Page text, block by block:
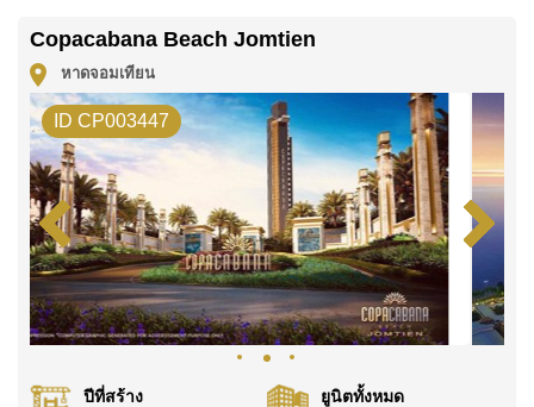
ค้นพบโอกาสในการทำให้ที่อยู่อาศัยนี้เป็นบ้านในฝันของ
คุณ!
ติดต่อ Cornerstone Real Estate โทร +6638411250
หรือ อีเมลinfo@cornerstone.co.th
WhatsApp ของสำนักงาน: +66807945904และ LINE:
@cornerstonepattaya
Copacabana Beach Jomtien
หาดจอมเทียน
ID CP003447
ปีที่สร้าง
ยูนิตทั้งหมด